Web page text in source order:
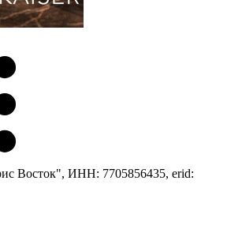
Восток", ИНН: 7705856435, erid: